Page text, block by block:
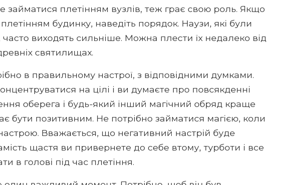
займатися плетінням вузлів, теж грає свою роль. Якщо
будинку, наведіть порядок. Наузи, які були
часто виходять сильніше. Можна плести їх недалеко від
святилищах.
в правильному настрої, з відповідними думками.
на цілі і ви думаєте про повсякденні
оберега і будь-який інший магічний обряд краще
бути позитивним. Не потрібно займатися магією, коли
Вважається, що негативний настрій буде
щастя ви привернете до себе втому, турботи і все
в голові під час плетіння.